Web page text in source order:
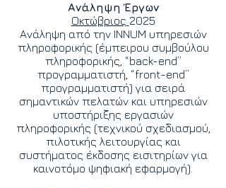
Ανάληψη Έργων
Οκτώβριος 2025
Ανάληψη από την INNUM υπηρεσιών
πληροφορικής (έμπειρου συμβούλου
πληροφορικής, “back-end”
προγραμματιστή, “front-end”
προγραμματιστή) για σειρά
σημαντικών πελατών και υπηρεσιών
υποστήριξης εργασιών
πληροφορικής (τεχνικού σχεδιασμού,
πιλοτικής λειτουργίας και
συστήματος έκδοσης εισιτηρίων για
καινοτόμο ψηφιακή εφαρμογή).